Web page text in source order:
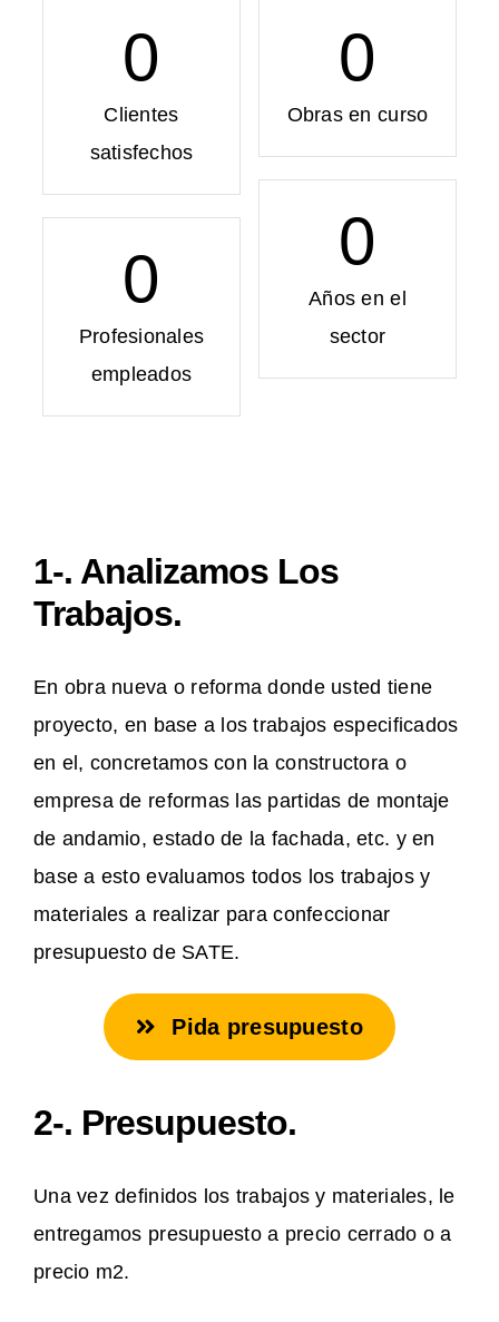
0
Obras en curso
0
Años en el
sector
0
Clientes
satisfechos
0
Profesionales
empleados
1-. Analizamos Los
Trabajos.
En obra nueva o reforma donde usted tiene
proyecto, en base a los trabajos especificados
en el, concretamos con la constructora o
empresa de reformas las partidas de montaje
de andamio, estado de la fachada, etc. y en
base a esto evaluamos todos los trabajos y
materiales a realizar para confeccionar
presupuesto de SATE.
Pida presupuesto
2-. Presupuesto.
Una vez definidos los trabajos y materiales, le
entregamos presupuesto a precio cerrado o a
precio m2.